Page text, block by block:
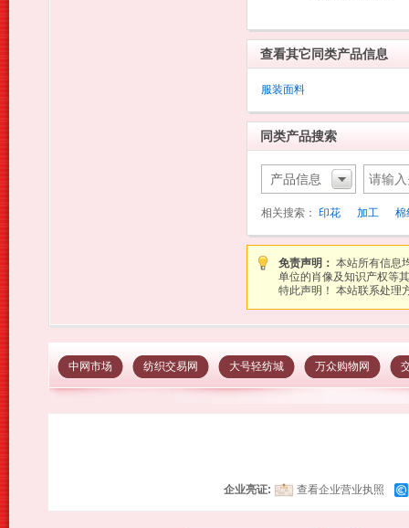
查看其它同类产品信息
服装面料
同类产品搜索
产品信息
相关搜索： 印花 加工 棉
免责声明： 本站所有信息
单位的肖像及知识产权等
特此声明！ 本站联系处理
中网市场 纺织交易网 大号轻纺城 万众购物网
企业亮证: 查看企业营业执照